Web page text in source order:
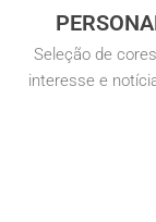
Seleção de
interesse e